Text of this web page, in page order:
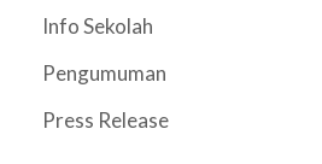
Info Sekolah
Pengumuman
Press Release